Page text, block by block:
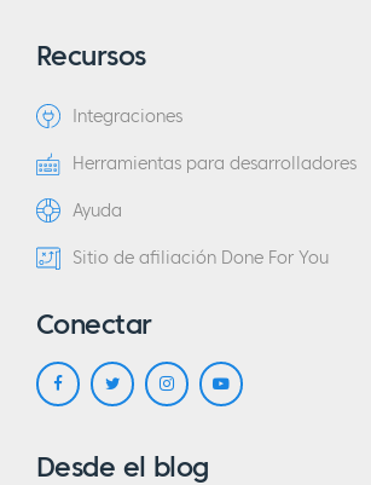
Recursos
Integraciones
Herramientas para desarrolladores
Ayuda
Sitio de afiliación Done For You
Conectar
Desde el blog